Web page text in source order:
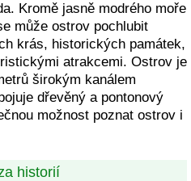
Kromě jasně modrého moře
může ostrov pochlubit
krás, historických památek,
atrakcemi. Ostrov je
širokým kanálem
dřevěný a pontonový
možnost poznat ostrov i
historií